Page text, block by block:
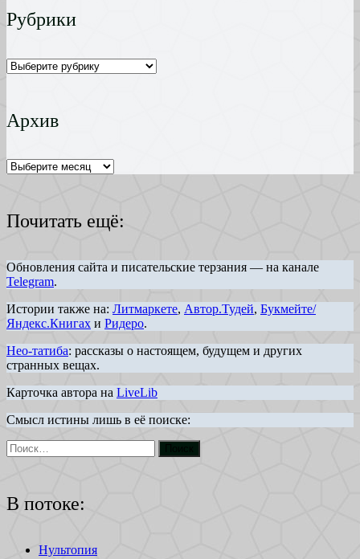
Рубрики
Рубрики
Архив
Архив
Почитать ещё:
Обновления сайта и писательские терзания — на канале
Telegram.
Истории также на: Литмаркете, Автор.Тудей, Букмейте/
Яндекс.Книгах и Ридеро.
Нео-татиба: рассказы о настоящем, будущем и других
странных вещах.
Карточка автора на LiveLib
Смысл истины лишь в её поиске:
В потоке:
Нультопия